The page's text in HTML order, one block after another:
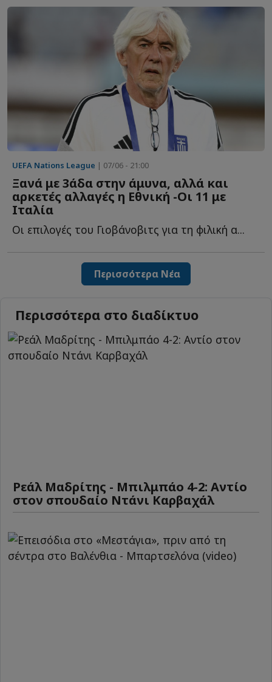
UEFA Nations League | 07/06 - 21:00
Ξανά με 3άδα στην άμυνα, αλλά και
αρκετές αλλαγές η Εθνική -Οι 11 με
Ιταλία
Οι επιλογές του Γιοβάνοβιτς για τη φιλική α...
Περισσότερα Νέα
Περισσότερα στο διαδίκτυο
Ρεάλ Μαδρίτης - Μπιλμπάο 4-2: Αντίο
στον σπουδαίο Ντάνι Καρβαχάλ